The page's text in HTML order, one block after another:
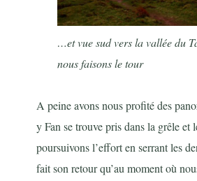
…et vue sud vers la vallée du
nous faisons le tour
A peine avons nous profité des
y Fan se trouve pris dans la grêle et
poursuivons l’effort en serrant les
fait son retour qu’au moment où